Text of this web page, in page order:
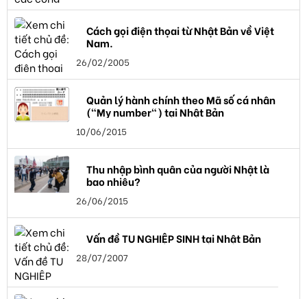
Cách gọi điện thọai từ Nhật Bản về Việt
Nam.
26/02/2005
Quản lý hành chính theo Mã số cá nhân
("My number") tại Nhật Bản
10/06/2015
Thu nhập bình quân của người Nhật là
bao nhiêu?
26/06/2015
Vấn đề TU NGHIỆP SINH tại Nhật Bản
28/07/2007